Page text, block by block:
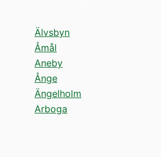
Älvsbyn
Åmål
Aneby
Ånge
Ängelholm
Arboga